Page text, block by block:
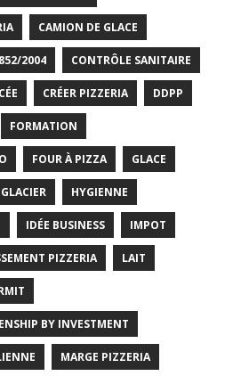
CAMION DE GLACE
2004 CONTRÔLE SANITAIRE
CRÉER PIZZERIA DDPP
FORMATION
FOUR À PIZZA GLACE
GLACIER HYGIENNE
IDÉE BUSINESS IMPOT
PIZZERIA LAIT
BY INVESTMENT
MARGE PIZZERIA